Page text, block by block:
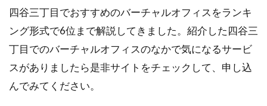
四谷三丁目でおすすめのバーチャルオフィスをランキ
ング形式で6位まで解説してきました。紹介した四谷三
丁目でのバーチャルオフィスのなかで気になるサービ
スがありましたら是非サイトをチェックして、申し込
んでみてください。